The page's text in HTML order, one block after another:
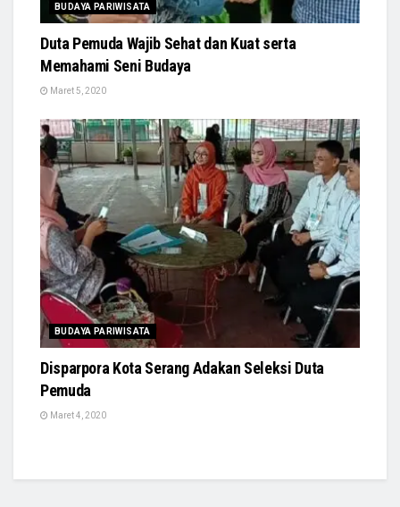
BUDAYA PARIWISATA
Duta Pemuda Wajib Sehat dan Kuat serta
Memahami Seni Budaya
Maret 5, 2020
BUDAYA PARIWISATA
Disparpora Kota Serang Adakan Seleksi Duta
Pemuda
Maret 4, 2020